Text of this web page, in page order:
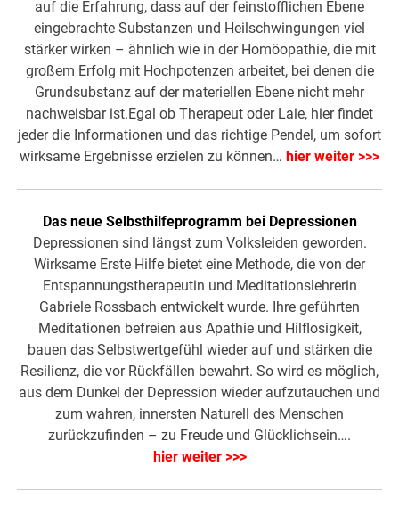
auf die Erfahrung, dass auf der feinstofflichen Ebene
eingebrachte Substanzen und Heilschwingungen viel
stärker wirken – ähnlich wie in der Homöopathie, die mit
großem Erfolg mit Hochpotenzen arbeitet, bei denen die
Grundsubstanz auf der materiellen Ebene nicht mehr
nachweisbar ist.Egal ob Therapeut oder Laie, hier findet
jeder die Informationen und das richtige Pendel, um sofort
wirksame Ergebnisse erzielen zu können… hier weiter >>>
Das neue Selbsthilfeprogramm bei Depressionen
Depressionen sind längst zum Volksleiden geworden.
Wirksame Erste Hilfe bietet eine Methode, die von der
Entspannungstherapeutin und Meditationslehrerin
Gabriele Rossbach entwickelt wurde. Ihre geführten
Meditationen befreien aus Apathie und Hilflosigkeit,
bauen das Selbstwertgefühl wieder auf und stärken die
Resilienz, die vor Rückfällen bewahrt. So wird es möglich,
aus dem Dunkel der Depression wieder aufzutauchen und
zum wahren, innersten Naturell des Menschen
zurückzufinden – zu Freude und Glücklichsein….
hier weiter >>>